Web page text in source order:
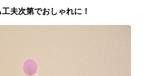
夫次第でおしゃれに！